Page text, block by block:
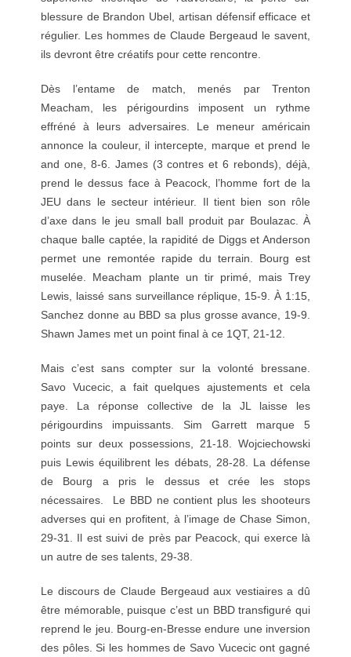
blessure de Brandon Ubel, artisan défensif efficace et
régulier. Les hommes de Claude Bergeaud le savent,
ils devront être créatifs pour cette rencontre.
Dès l’entame de match, menés par Trenton
Meacham, les périgourdins imposent un rythme
effréné à leurs adversaires. Le meneur américain
annonce la couleur, il intercepte, marque et prend le
and one, 8-6. James (3 contres et 6 rebonds), déjà,
prend le dessus face à Peacock, l’homme fort de la
JEU dans le secteur intérieur. Il tient bien son rôle
d’axe dans le jeu small ball produit par Boulazac. À
chaque balle captée, la rapidité de Diggs et Anderson
permet une remontée rapide du terrain. Bourg est
muselée. Meacham plante un tir primé, mais Trey
Lewis, laissé sans surveillance réplique, 15-9. À 1:15,
Sanchez donne au BBD sa plus grosse avance, 19-9.
Shawn James met un point final à ce 1QT, 21-12.
Mais c’est sans compter sur la volonté bressane.
Savo Vucecic, a fait quelques ajustements et cela
paye. La réponse collective de la JL laisse les
périgourdins impuissants. Sim Garrett marque 5
points sur deux possessions, 21-18. Wojciechowski
puis Lewis équilibrent les débats, 28-28. La défense
de Bourg a pris le dessus et crée les stops
nécessaires. Le BBD ne contient plus les shooteurs
adverses qui en profitent, à l’image de Chase Simon,
29-31. Il est suivi de près par Peacock, qui exerce là
un autre de ses talents, 29-38.
Le discours de Claude Bergeaud aux vestiaires a dû
être mémorable, puisque c’est un BBD transfiguré qui
reprend le jeu. Bourg-en-Bresse endure une inversion
des pôles. Si les hommes de Savo Vucecic ont gagné